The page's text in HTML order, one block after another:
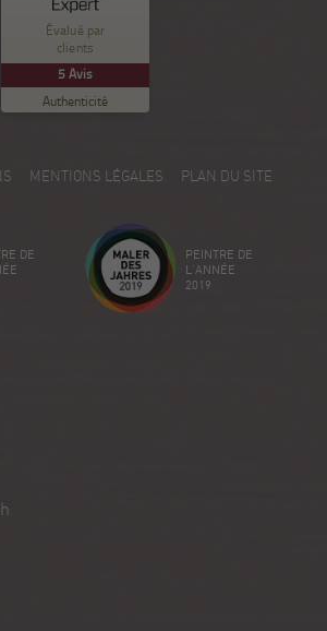
Évalué par
clients
5Avis
Authenticité
Nuance Sion
100
%
Recommandé sur
ProvenExpert.com
5.00
/
5
votre propre sceau maintenant
18/12/2025
MENTIONS LÉGALES PLAN DU SITE
DE
PEINTRE DE
L'ANNÉE
2019